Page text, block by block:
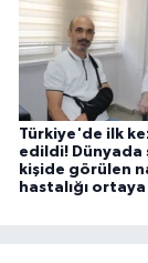
Türkiye'de ilk
edildi! Dünyada
kişide görülen
hastalığı ortaya